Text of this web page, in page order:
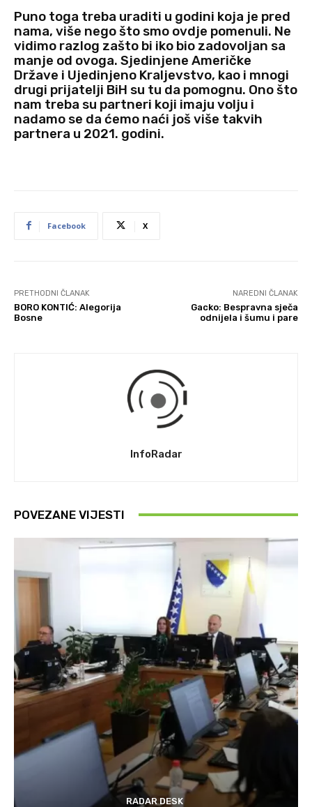
Puno toga treba uraditi u godini koja je pred
nama, više nego što smo ovdje pomenuli. Ne
vidimo razlog zašto bi iko bio zadovoljan sa
manje od ovoga. Sjedinjene Američke
Države i Ujedinjeno Kraljevstvo, kao i mnogi
drugi prijatelji BiH su tu da pomognu. Ono što
nam treba su partneri koji imaju volju i
nadamo se da ćemo naći još više takvih
partnera u 2021. godini.
Facebook X
PRETHODNI ČLANAK
BORO KONTIĆ: Alegorija
Bosne
NAREDNI ČLANAK
Gacko: Bespravna sječa
odnijela i šumu i pare
InfoRadar
POVEZANE VIJESTI
RADAR DESK